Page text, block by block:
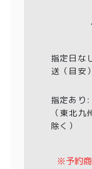
プライバシーポ
指定日な
送（目安）
指定あり:
（東北
除く）
※予約商